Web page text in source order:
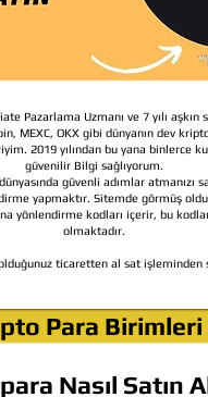
Pazarlama Uzmanı ve 7 yılı aşkın
MEXC, OKX gibi dünyanın dev
2019 yılından bu yana binlerce
güvenilir Bilgi sağlıyorum.
güvenli adımlar atmanızı
yapmaktır. Sitemde görmüş
yönlendirme kodları içerir, bu
olmaktadır.
ticaretten al sat işleminden
Para
Nasıl Satın